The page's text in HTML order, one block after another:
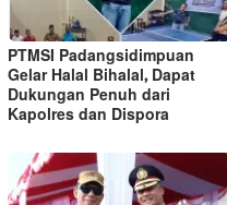
PTMSI Padangsidimpuan
Gelar Halal Bihalal, Dapat
Dukungan Penuh dari
Kapolres dan Dispora